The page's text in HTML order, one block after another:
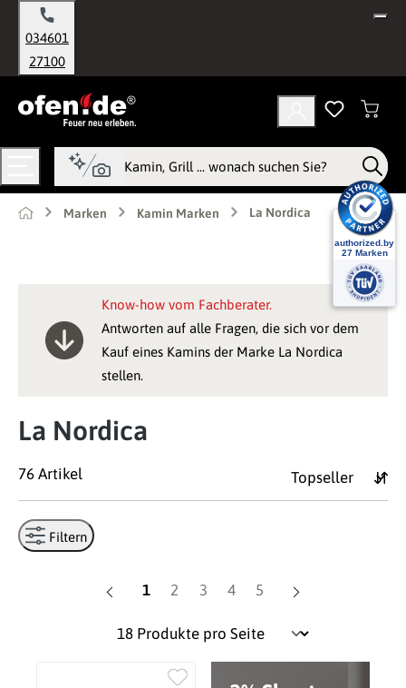
springen
034601
27100
Marken Kamin Marken La Nordica
Know-how vom Fachberater.
Antworten auf alle Fragen, die sich vor dem
Kauf eines Kamins der Marke La Nordica
stellen.
La Nordica
76 Artikel
Filtern
Seite
1 Seite
2 Seite
3 Seite
4 Seite
5